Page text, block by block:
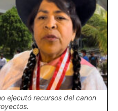
ejecutó recursos del canon